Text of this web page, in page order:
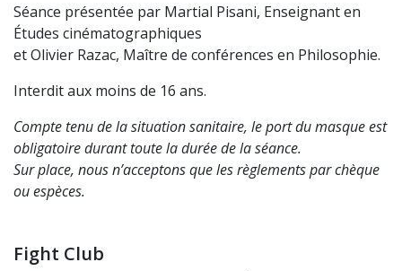
Séance présentée par Martial Pisani, Enseignant en
Études cinématographiques
et Olivier Razac, Maître de conférences en Philosophie.
Interdit aux moins de 16 ans.
Compte tenu de la situation sanitaire, le port du masque est
obligatoire durant toute la durée de la séance.
Sur place, nous n’acceptons que les règlements par chèque
ou espèces.
Fight Club